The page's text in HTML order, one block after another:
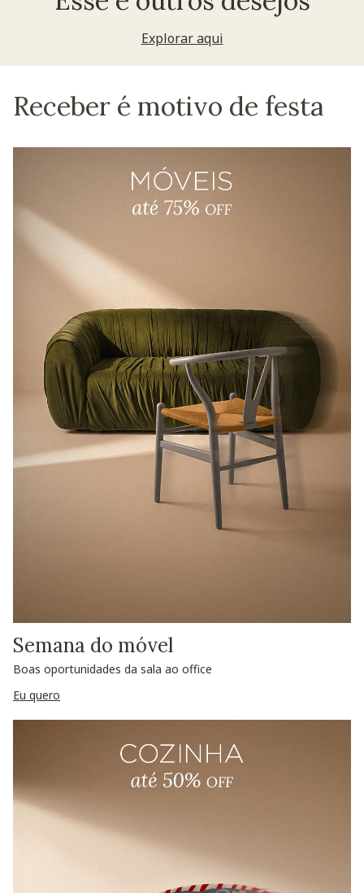
Explorar aqui
Receber é motivo de festa
Semana do móvel
Boas oportunidades da sala ao office
Eu quero